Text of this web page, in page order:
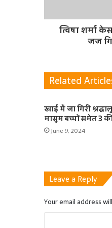
त्विषा शर्मा
जज
Related
खाई में जा गिरी
मासूम बच्चों समेत 3
June 9, 2024
Leave a Reply
Your email address